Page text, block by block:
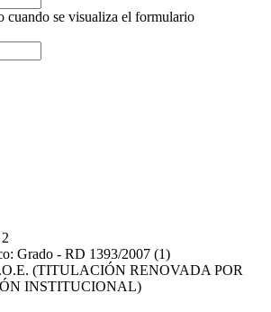
cuando se visualiza el formulario
Grado - RD 1393/2007 (1)
(TITULACIÓN RENOVADA POR
INSTITUCIONAL)